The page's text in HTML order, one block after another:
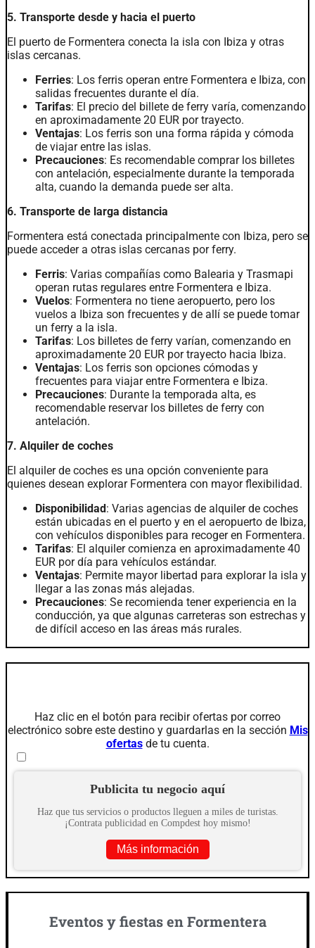
5. Transporte desde y hacia el puerto
El puerto de Formentera conecta la isla con Ibiza y otras
islas cercanas.
Ferries: Los ferris operan entre Formentera e Ibiza, con
salidas frecuentes durante el día.
Tarifas: El precio del billete de ferry varía, comenzando
en aproximadamente 20 EUR por trayecto.
Ventajas: Los ferris son una forma rápida y cómoda
de viajar entre las islas.
Precauciones: Es recomendable comprar los billetes
con antelación, especialmente durante la temporada
alta, cuando la demanda puede ser alta.
6. Transporte de larga distancia
Formentera está conectada principalmente con Ibiza, pero se
puede acceder a otras islas cercanas por ferry.
Ferris: Varias compañías como Balearia y Trasmapi
operan rutas regulares entre Formentera e Ibiza.
Vuelos: Formentera no tiene aeropuerto, pero los
vuelos a Ibiza son frecuentes y de allí se puede tomar
un ferry a la isla.
Tarifas: Los billetes de ferry varían, comenzando en
aproximadamente 20 EUR por trayecto hacia Ibiza.
Ventajas: Los ferris son opciones cómodas y
frecuentes para viajar entre Formentera e Ibiza.
Precauciones: Durante la temporada alta, es
recomendable reservar los billetes de ferry con
antelación.
7. Alquiler de coches
El alquiler de coches es una opción conveniente para
quienes desean explorar Formentera con mayor flexibilidad.
Disponibilidad: Varias agencias de alquiler de coches
están ubicadas en el puerto y en el aeropuerto de Ibiza,
con vehículos disponibles para recoger en Formentera.
Tarifas: El alquiler comienza en aproximadamente 40
EUR por día para vehículos estándar.
Ventajas: Permite mayor libertad para explorar la isla y
llegar a las zonas más alejadas.
Precauciones: Se recomienda tener experiencia en la
conducción, ya que algunas carreteras son estrechas y
de difícil acceso en las áreas más rurales.
Haz clic en el botón para recibir ofertas por correo
electrónico sobre este destino y guardarlas en la sección Mis
ofertasde tu cuenta.
Publicita tu negocio aquí
Haz que tus servicios o productos lleguen a miles de turistas.
¡Contrata publicidad en Compdest hoy mismo!
Más información
Eventos y fiestas en Formentera